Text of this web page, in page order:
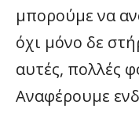
μπορούμε να
όχι μόνο δε
αυτές, πολλές
Αναφέρουμε